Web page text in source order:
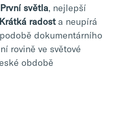
První světla, nejlepší
Krátká radosta neupírá
dokumentárního
rovině ve světové
obdobě